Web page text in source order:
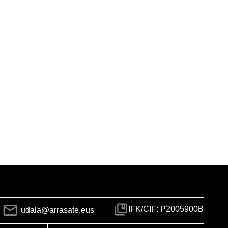
udala@arrasate.eus IFK/CIF: P2005900B